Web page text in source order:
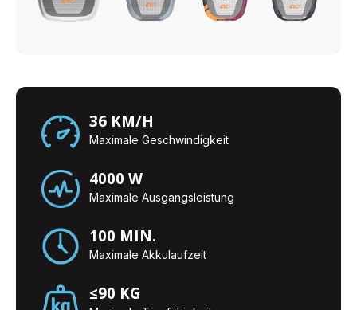
36 KM/H
Maximale Geschwindigkeit
4000 W
Maximale Ausgangsleistung
100 MIN.
Maximale Akkulaufzeit
≤90 KG